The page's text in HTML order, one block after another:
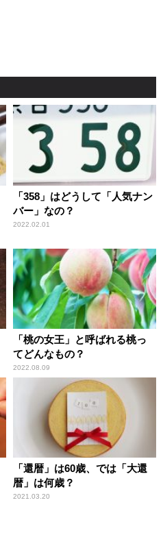
「358」はどうして「人気ナン
バー」なの？
2022.02.01
「桃の女王」と呼ばれる桃っ
てどんなもの？
2022.08.09
「還暦」は60歳、では「大還
暦」は何歳？
2021.03.20